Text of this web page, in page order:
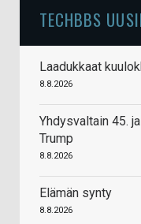
TECHBBS
Laadukkaat
8.8.2026
Yhdysvaltain 45.
Trump
8.8.2026
Elämän synty
8.8.2026